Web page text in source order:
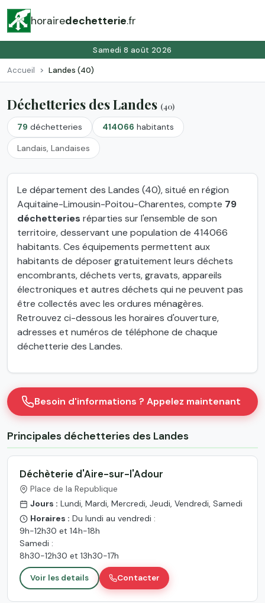
horairedechetterie.fr
Samedi 8 août 2026
Accueil Landes (40)
Déchetteries des Landes (40)
79 déchetteries 414066 habitants
Landais, Landaises
Le département des Landes (40), situé en région
Aquitaine-Limousin-Poitou-Charentes, compte 79
déchetteries réparties sur l'ensemble de son
territoire, desservant une population de 414066
habitants. Ces équipements permettent aux
habitants de déposer gratuitement leurs déchets
encombrants, déchets verts, gravats, appareils
électroniques et autres déchets qui ne peuvent pas
être collectés avec les ordures ménagères.
Retrouvez ci-dessous les horaires d'ouverture,
adresses et numéros de téléphone de chaque
déchetterie des Landes.
Besoin d'informations ? Appelez maintenant
Principales déchetteries des Landes
Déchèterie d'Aire-sur-l'Adour
Place de la Republique
Jours : Lundi, Mardi, Mercredi, Jeudi, Vendredi, Samedi
Horaires : Du lundi au vendredi :
9h-12h30 et 14h-18h
Samedi :
8h30-12h30 et 13h30-17h
Voir les details Contacter